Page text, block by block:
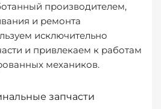
производителем,
и ремонта
исключительно
и привлекаем к работам
механиков.
запчасти